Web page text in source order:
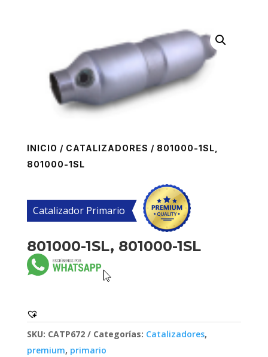
INICIO / CATALIZADORES / 801000-1SL,
801000-1SL
Catalizador Primario
801000-1SL, 801000-1SL
SKU: CATP672 Categorías: Catalizadores,
premium, primario